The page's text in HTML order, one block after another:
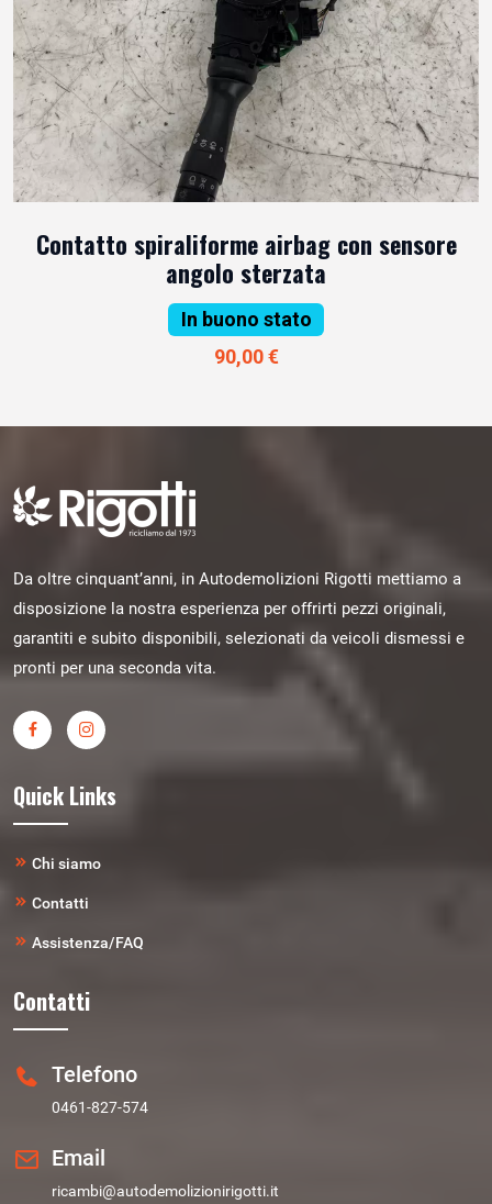
Contatto spiraliforme airbag con sensore
angolo sterzata
In buono stato
90,00 €
Da oltre cinquant’anni, in Autodemolizioni Rigotti mettiamo a
disposizione la nostra esperienza per offrirti pezzi originali,
garantiti e subito disponibili, selezionati da veicoli dismessi e
pronti per una seconda vita.
Quick Links
Chi siamo
Contatti
Assistenza/FAQ
Contatti
Telefono
0461-827-574
Email
ricambi@autodemolizionirigotti.it